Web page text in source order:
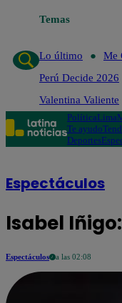
Temas
Lo último
Me
Perú Decide 2026
Valentina Valiente
PolíticaLima
Te ayudo
Deportes
Espectáculos
Isabel
Espectáculos a las 02:08